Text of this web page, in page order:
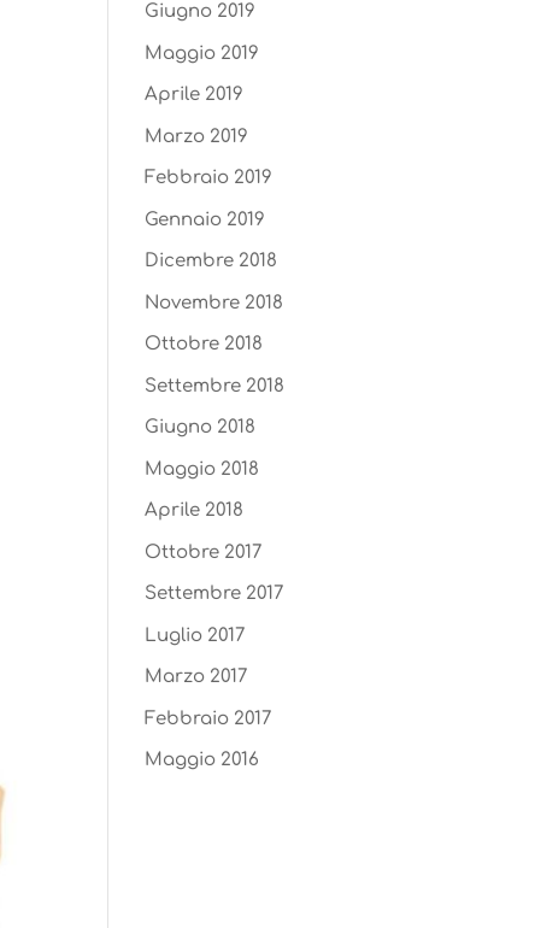
Giugno 2019
Maggio 2019
Aprile 2019
Marzo 2019
Febbraio 2019
Gennaio 2019
Dicembre 2018
Novembre 2018
Ottobre 2018
Settembre 2018
Giugno 2018
Maggio 2018
Aprile 2018
Ottobre 2017
Settembre 2017
Luglio 2017
Marzo 2017
Febbraio 2017
Maggio 2016